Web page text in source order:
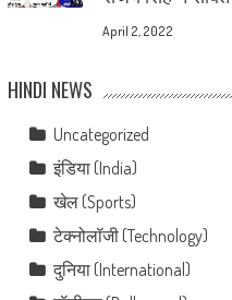
April 2, 2022
HINDI NEWS
Uncategorized
इंडिया (India)
खेल (Sports)
टेक्नोलॉजी (Technology)
दुनिया (International)